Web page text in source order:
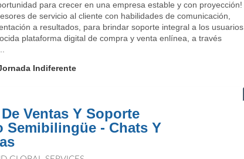
para crecer en una empresa estable y con proyección!
de servicio al cliente con habilidades de comunicación,
a resultados, para brindar soporte integral a los usuarios
plataforma digital de compra y venta enlínea, a través
Indiferente
Ventas Y Soporte
Semibilingüe - Chats Y